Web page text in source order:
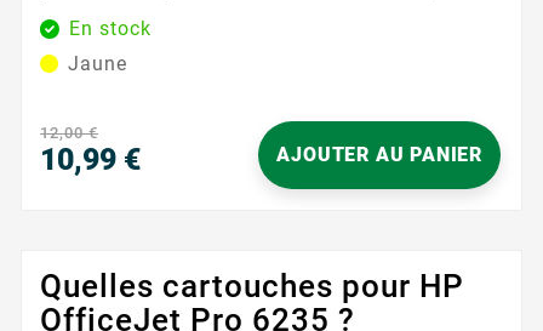
essentielles pour les documents colorés et les
images. Avec une capacité de 825 pages, cette
cartouche assure des résultats constants et fiables,
formule d'encre avancée garantit des couleurs riches
et éclatantes, reproduisant fidèlement les nuances...
En stock
Jaune
12,00 €
10,99 € AJOUTER AU PANIER
Quelles cartouches pour HP
OfficeJet Pro 6235 ?